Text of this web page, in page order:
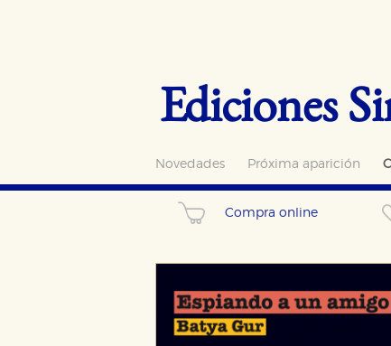
Ediciones
Novedades Próxima aparición
Compra online